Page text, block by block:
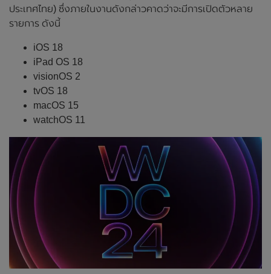
ประเทศไทย) ซึ่งภายในงานดังกล่าวคาดว่าจะมีการเปิดตัวหลาย
รายการ ดังนี้
iOS 18
iPad OS 18
visionOS 2
tvOS 18
macOS 15
watchOS 11